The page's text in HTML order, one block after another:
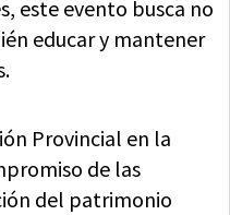
este evento busca no
educar y mantener
Provincial en la
de las
del patrimonio